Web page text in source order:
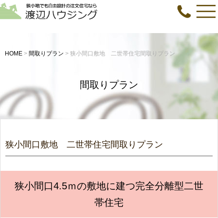
HOME > 間取りプラン > 狭小間口敷地 二世帯住宅間取りプラン
間取りプラン
狭小間口敷地 二世帯住宅間取りプラン
狭小間口4.5ｍの敷地に建つ完全分離型二世
帯住宅